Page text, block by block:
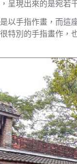
呈現出來的是宛若
以手指作畫，而這
特別的手指畫作，